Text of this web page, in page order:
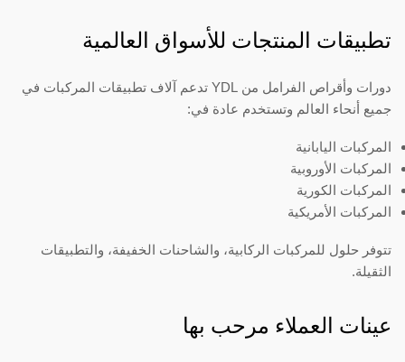
تطبيقات المنتجات للأسواق العالمية
دورات وأقراص الفرامل من YDL تدعم آلاف تطبيقات المركبات في
جميع أنحاء العالم وتستخدم عادة في:
المركبات اليابانية
المركبات الأوروبية
المركبات الكورية
المركبات الأمريكية
تتوفر حلول للمركبات الركابية، والشاحنات الخفيفة، والتطبيقات
الثقيلة.
عينات العملاء مرحب بها